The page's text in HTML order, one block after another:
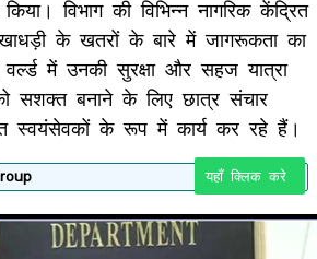
विभाग की विभिन्न नागरिक केंद्रित
के खतरों के बारे में जागरूकता का
में उनकी सुरक्षा और सहज यात्रा
सशक्‍त बनाने के लिए छात्र संचार
स्वयंसेवकों के रूप में कार्य कर रहे हैं।
यहाँ क्लिक करे